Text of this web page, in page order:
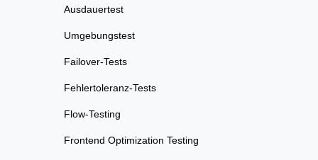
Ausdauertest
Umgebungstest
Failover-Tests
Fehlertoleranz-Tests
Flow-Testing
Frontend Optimization Testing